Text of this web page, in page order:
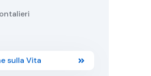
sulla Vita